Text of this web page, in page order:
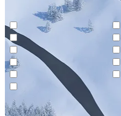
Village Club Altitude
Front de neige / départ ski
Office de Tourisme
Tabac / presse
Supermarché